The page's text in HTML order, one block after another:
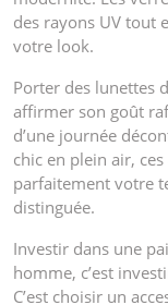
des rayons UV tout
votre look.
Porter des lunettes
affirmer son goût
d’une journée
chic en plein air,
parfaitement votre
distinguée.
Investir dans une
homme, c’est
C’est choisir un